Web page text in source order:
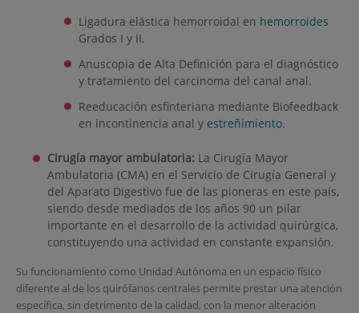
Ligadura elástica hemorroidal en hemorroides
Grados I y II.
Anuscopia de Alta Definición para el diagnóstico
y tratamiento del carcinoma del canal anal.
Reeducación esfinteriana mediante Biofeedback
en incontinencia anal y estreñimiento.
Cirugía mayor ambulatoria: La Cirugía Mayor
Ambulatoria (CMA) en el Servicio de Cirugía General y
del Aparato Digestivo fue de las pioneras en este país,
siendo desde mediados de los años 90 un pilar
importante en el desarrollo de la actividad quirúrgica,
constituyendo una actividad en constante expansión.
Su funcionamiento como Unidad Autónoma en un espacio físico
diferente al de los quirófanos centrales permite prestar una atención
específica, sin detrimento de la calidad, con la menor alteración